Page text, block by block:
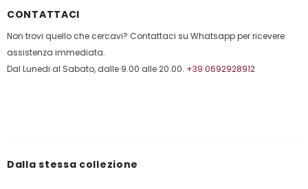
CONTATTACI
Non trovi quello che cercavi? Contattaci su Whatsapp per ricevere
assistenza immediata.
Dal Lunedi al Sabato, dalle 9.00 alle 20.00. +39 0692928912
Dalla stessa collezione